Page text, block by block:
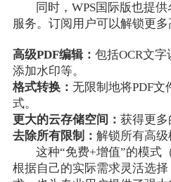
同时，WPS国际版也提供
服务。订阅用户可以解锁更多
高级PDF编辑： 包括OCR文字
添加水印等。
格式转换： 无限制地将PDF文
式。
更大的云存储空间： 获得更多
去除所有限制： 解锁所有高级
这种“免费+增值”的模式
根据自己的实际需求灵活选